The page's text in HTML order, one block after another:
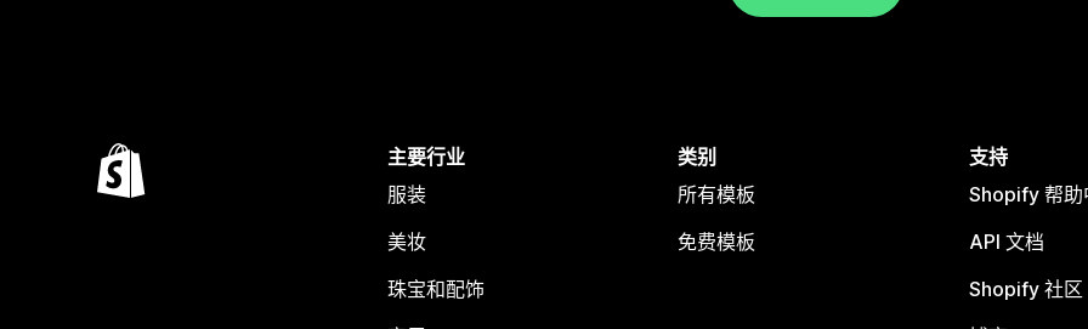
主要行业
服装
美妆
珠宝和配饰
类别
所有模板
免费模板
支持
Shopify 帮助
API 文档
Shopify 社区